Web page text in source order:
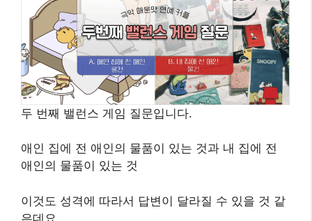
두 번째 밸런스 게임 질문입니다.
애인 집에 전 애인의 물품이 있는 것과 내 집에 전
애인의 물품이 있는 것
이것도 성격에 따라서 답변이 달라질 수 있을 것 같
은데요.